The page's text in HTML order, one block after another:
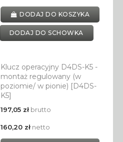
DODAJ DO KOSZYKA
DODAJ DO SCHOWKA
Klucz operacyjny D4DS-K5 -
montaż regulowany (w
poziomie/ w pionie) [D4DS-
K5]
197,05 złbrutto
160,20 złnetto